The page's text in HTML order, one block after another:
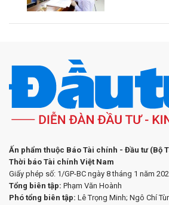
Ấn phẩm thuộc Báo Tài chính - Đầu tư (Bộ
Thời báo Tài chính Việt Nam
Giấy phép số: 1/GP-BC ngày 8 tháng 1 năm
Tổng biên tập: Phạm Văn Hoành
Phó tổng biên tập: Lê Trọng Minh; Ngô Chí